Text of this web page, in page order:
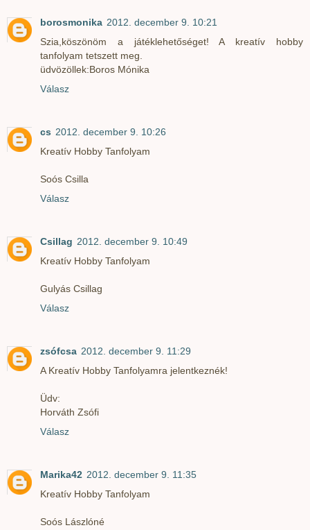
borosmonika 2012. december 9. 10:21
Szia,köszönöm a játéklehetőséget! A kreatív hobby
tanfolyam tetszett meg.
üdvözöllek:Boros Mónika
Válasz
cs 2012. december 9. 10:26
Kreatív Hobby Tanfolyam
Soós Csilla
Válasz
Csillag 2012. december 9. 10:49
Kreatív Hobby Tanfolyam
Gulyás Csillag
Válasz
zsófcsa 2012. december 9. 11:29
A Kreatív Hobby Tanfolyamra jelentkeznék!
Üdv:
Horváth Zsófi
Válasz
Marika42 2012. december 9. 11:35
Kreatív Hobby Tanfolyam
Soós Lászlóné